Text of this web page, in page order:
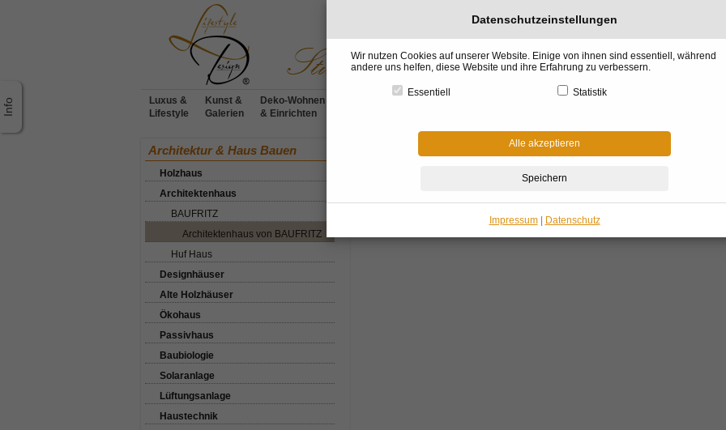
Luxus &
Lifestyle
Kunst &
Galerien
Deko-Wohnen
& Einrichten
Architektur & Haus Bauen
Holzhaus
Architektenhaus
BAUFRITZ
Architektenhaus von BAUFRITZ
Huf Haus
Designhäuser
Alte Holzhäuser
Ökohaus
Passivhaus
Baubiologie
Solaranlage
Lüftungsanlage
Haustechnik
»Architektenhaus» Architektenhaus
Architektenhaus von BAUFRITZ
Datenschutzeinstellungen
Wir nutzen Cookies auf unserer Website. Einige von ihnen sind essentiell, während
andere uns helfen, diese Website und ihre Erfahrung zu verbessern.
Essentiell Statistik
Alle akzeptieren
Impressum| Datenschutz